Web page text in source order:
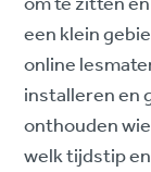
een klein
online
installeren en
onthouden
welk tijdstip